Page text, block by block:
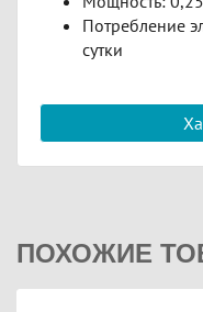
Потребление
сутки
ПОХОЖИЕ